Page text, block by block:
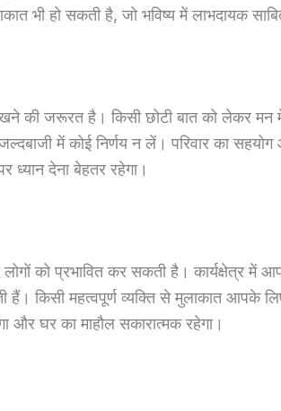
भी हो सकती है, जो भविष्य में लाभदायक
की जरूरत है। किसी छोटी बात को लेकर मन
में कोई निर्णय न लें। परिवार का
ध्यान देना बेहतर रहेगा।
को प्रभावित कर सकती है। कार्यक्षेत्र में
हैं। किसी महत्वपूर्ण व्यक्ति से मुलाकात आपके
और घर का माहौल सकारात्मक रहेगा।